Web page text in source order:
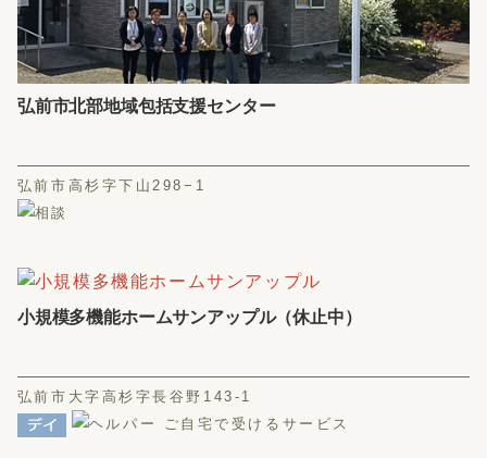
弘前市北部地域包括支援センター
弘前市高杉字下山298−1
小規模多機能ホームサンアップル（休止中）
弘前市大字高杉字長谷野143-1